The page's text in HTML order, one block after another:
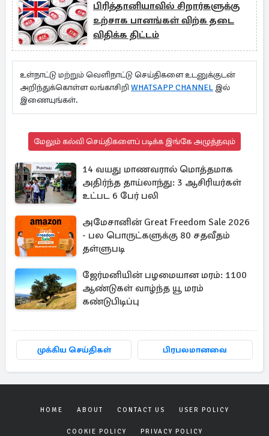
பிரித்தானியாவில் சிறார்களுக்கு
உற்சாக பானங்கள் விற்க தடை
விதிக்க திட்டம்
உள்நாட்டு மற்றும் வெளிநாட்டு செய்திகளை உடனுக்குடன்
அறிந்துக்கொள்ள லங்காசிறி WHATSAPP CHANNEL இல்
இணையுங்கள்.
மேலும் கல்வி செய்திகளைப் படிக்க இங்கே அழுத்தவும்
14 வயது மாணவரால் மொத்தமாக
அதிர்ந்த தாய்லாந்து: 3 ஆசிரியர்கள்
உட்பட 6 பேர் பலி
அமேசானின் Great Freedom Sale 2026
- பல பொருட்களுக்கு 80 சதவீதம்
தள்ளுபடி
ஜேர்மனியின் பழமையான மரம்: 1100
ஆண்டுகள் வாழ்ந்த யூ மரம்
கண்டுபிடிப்பு
முக்கிய செய்திகள் பிரபலமானவை
HOME ABOUT CONTACT US USER POLICY
COOKIE POLICY PRIVACY POLICY